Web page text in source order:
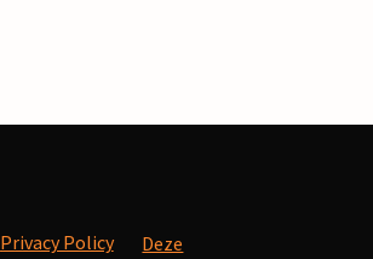
Privacy Policy
Deze